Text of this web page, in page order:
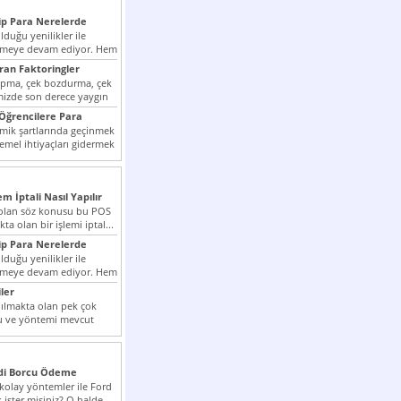
Para Nerelerde
yenilikler ile
devam ediyor. Hem
arttırmak hem...
Faktoringler
çek bozdurma, çek
son derece yaygın
Para
şartlarında geçinmek
ihtiyaçları gidermek
olmak...
İptali Nasıl Yapılır
söz konusu bu POS
olan bir işlemi iptal...
Para Nerelerde
yenilikler ile
devam ediyor. Hem
arttırmak hem...
olan pek çok
ve yöntemi mevcut
bunlar...
Borcu Ödeme
yöntemler ile Ford